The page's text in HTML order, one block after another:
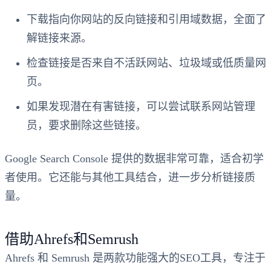
下载指向你网站的反向链接和引用域数据，全面了
解链接来源。
检查链接是否来自不活跃网站、垃圾域或低质量网
页。
如果发现潜在有害链接，可以尝试联系网站管理
员，要求删除这些链接。
Google Search Console 提供的数据非常可靠，适合初学
者使用。它还能与其他工具结合，进一步分析链接质
量。
借助Ahrefs和Semrush
Ahrefs 和 Semrush 是两款功能强大的SEO工具，专注于